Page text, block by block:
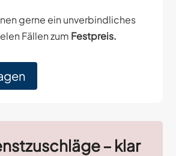
gerne ein unverbindliches
Fällen zum Festpreis.
– klar